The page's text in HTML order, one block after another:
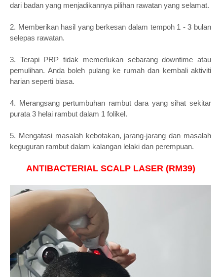
dari badan yang menjadikannya pilihan rawatan yang selamat.
2. Memberikan hasil yang berkesan dalam tempoh 1 - 3 bulan
selepas rawatan.
3. Terapi PRP tidak memerlukan sebarang downtime atau
pemulihan. Anda boleh pulang ke rumah dan kembali aktiviti
harian seperti biasa.
4. Merangsang pertumbuhan rambut dara yang sihat sekitar
purata 3 helai rambut dalam 1 folikel.
5. Mengatasi masalah kebotakan, jarang-jarang dan masalah
keguguran rambut dalam kalangan lelaki dan perempuan.
ANTIBACTERIAL SCALP LASER (RM39)